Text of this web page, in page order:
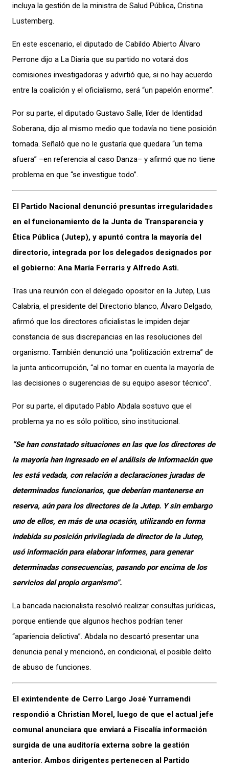
incluya la gestión de la ministra de Salud Pública, Cristina
Lustemberg.
En este escenario, el diputado de Cabildo Abierto Álvaro
Perrone dijo a La Diaria que su partido no votará dos
comisiones investigadoras y advirtió que, si no hay acuerdo
entre la coalición y el oficialismo, será “un papelón enorme”.
Por su parte, el diputado Gustavo Salle, líder de Identidad
Soberana, dijo al mismo medio que todavía no tiene posición
tomada. Señaló que no le gustaría que quedara “un tema
afuera” –en referencia al caso Danza– y afirmó que no tiene
problema en que “se investigue todo”.
El Partido Nacional denunció presuntas irregularidades
en el funcionamiento de la Junta de Transparencia y
Ética Pública (Jutep), y apuntó contra la mayoría del
directorio, integrada por los delegados designados por
el gobierno: Ana María Ferraris y Alfredo Asti.
Tras una reunión con el delegado opositor en la Jutep, Luis
Calabria, el presidente del Directorio blanco, Álvaro Delgado,
afirmó que los directores oficialistas le impiden dejar
constancia de sus discrepancias en las resoluciones del
organismo. También denunció una “politización extrema” de
la junta anticorrupción, “al no tomar en cuenta la mayoría de
las decisiones o sugerencias de su equipo asesor técnico”.
Por su parte, el diputado Pablo Abdala sostuvo que el
problema ya no es sólo político, sino institucional.
“Se han constatado situaciones en las que los directores de
la mayoría han ingresado en el análisis de información que
les está vedada, con relación a declaraciones juradas de
determinados funcionarios, que deberían mantenerse en
reserva, aún para los directores de la Jutep. Y sin embargo
uno de ellos, en más de una ocasión, utilizando en forma
indebida su posición privilegiada de director de la Jutep,
usó información para elaborar informes, para generar
determinadas consecuencias, pasando por encima de los
servicios del propio organismo”.
La bancada nacionalista resolvió realizar consultas jurídicas,
porque entiende que algunos hechos podrían tener
“apariencia delictiva”. Abdala no descartó presentar una
denuncia penal y mencionó, en condicional, el posible delito
de abuso de funciones.
El exintendente de Cerro Largo José Yurramendi
respondió a Christian Morel, luego de que el actual jefe
comunal anunciara que enviará a Fiscalía información
surgida de una auditoría externa sobre la gestión
anterior. Ambos dirigentes pertenecen al Partido